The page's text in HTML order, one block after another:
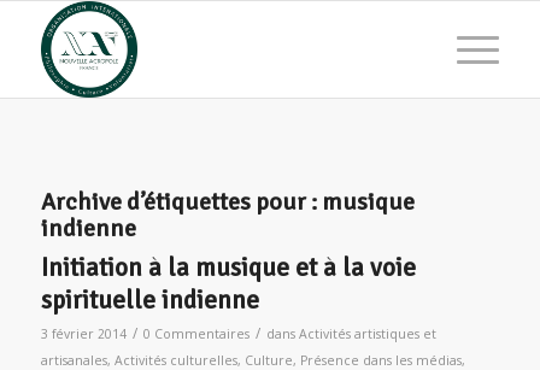
Archive d’étiquettes pour : musique
indienne
Initiation à la musique et à la voie
spirituelle indienne
3 février 2014 / 0 Commentaires / dans Activités artistiques et
artisanales, Activités culturelles, Culture, Présence dans les médias,